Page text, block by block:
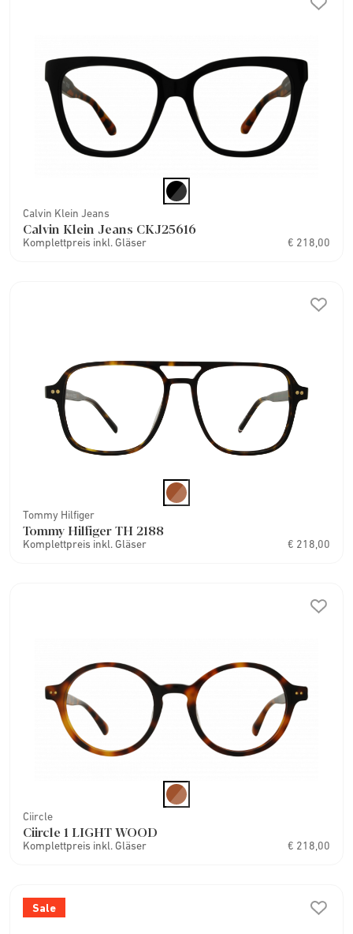
Calvin Klein Jeans
Calvin Klein Jeans CKJ25616
Komplettpreis inkl. Gläser € 218,00
Tommy Hilfiger
Tommy Hilfiger TH 2188
Komplettpreis inkl. Gläser € 218,00
Ciircle
Ciircle 1 LIGHT WOOD
Komplettpreis inkl. Gläser € 218,00
Sale